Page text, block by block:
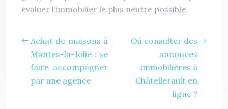
évaluer l’immobilier le plus neutre possible.
Achat de maisons à
Mantes-la-Jolie : se
faire accompagner
par une agence
Où consulter des
annonces
immobilières à
Châtellerault en
ligne ?